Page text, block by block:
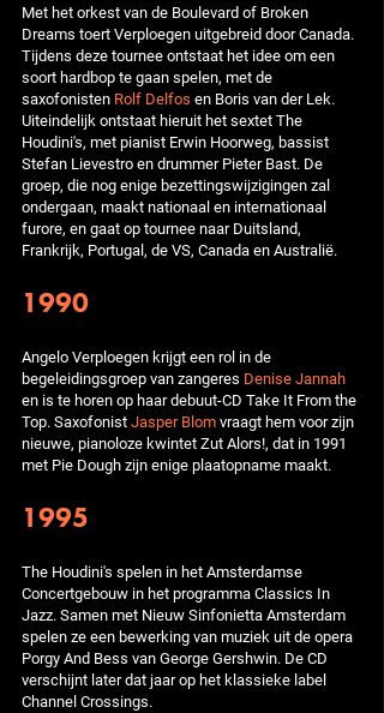
Met het orkest van de Boulevard of Broken
Dreams toert Verploegen uitgebreid door Canada.
Tijdens deze tournee ontstaat het idee om een
soort hardbop te gaan spelen, met de
saxofonisten Rolf Delfos en Boris van der Lek.
Uiteindelijk ontstaat hieruit het sextet The
Houdini's, met pianist Erwin Hoorweg, bassist
Stefan Lievestro en drummer Pieter Bast. De
groep, die nog enige bezettingswijzigingen zal
ondergaan, maakt nationaal en internationaal
furore, en gaat op tournee naar Duitsland,
Frankrijk, Portugal, de VS, Canada en Australië.
1990
Angelo Verploegen krijgt een rol in de
begeleidingsgroep van zangeres Denise Jannah
en is te horen op haar debuut-CD Take It From the
Top. SaxofonistJasper Blomvraagt hem voor zijn
nieuwe, pianoloze kwintet Zut Alors!, dat in 1991
met Pie Dough zijn enige plaatopname maakt.
1995
The Houdini's spelen in het Amsterdamse
Concertgebouw in het programma Classics In
Jazz. Samen met Nieuw Sinfonietta Amsterdam
spelen ze een bewerking van muziek uit de opera
Porgy And Bess van George Gershwin. De CD
verschijnt later dat jaar op het klassieke label
Channel Crossings.